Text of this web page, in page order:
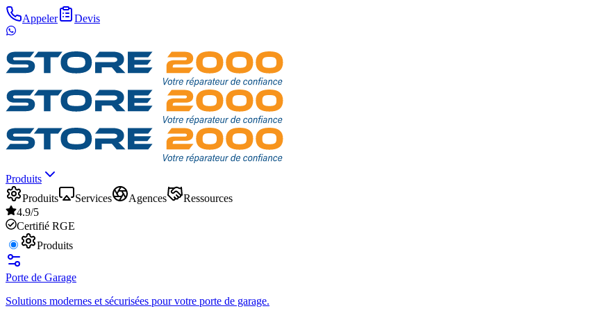
Appeler Devis
Produits
Produits
Services Agences
Ressources
4.9/5
Certifié RGE
Produits
Porte de Garage
Solutions modernes et sécurisées pour votre porte de garage.